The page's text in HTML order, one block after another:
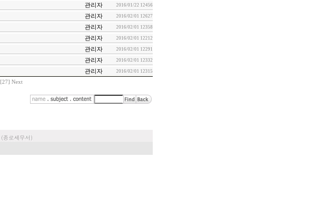
관리자 2016/01/22 12456
관리자 2016/02/01 12627
관리자 2016/02/01 12358
관리자 2016/02/01 12212
관리자 2016/02/01 12291
관리자 2016/02/01 12332
관리자 2016/02/01 12315
[27] Next